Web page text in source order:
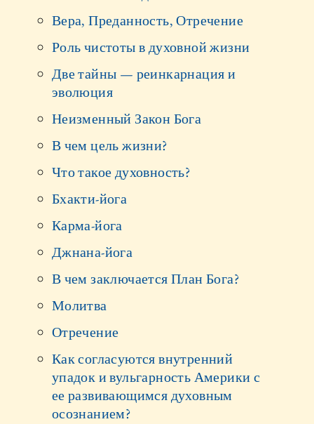
Вера, Преданность, Отречение
Роль чистоты в духовной жизни
Две тайны — реинкарнация и
эволюция
Неизменный Закон Бога
В чем цель жизни?
Что такое духовность?
Бхакти-йога
Карма-йога
Джнана-йога
В чем заключается План Бога?
Молитва
Отречение
Как согласуются внутренний
упадок и вульгарность Америки с
ее развивающимся духовным
осознанием?